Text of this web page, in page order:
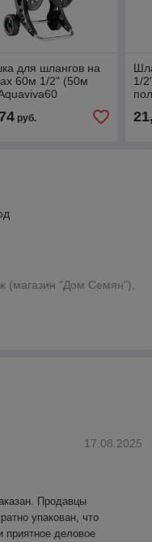
для шлангов на
60м 1/2" (50м
руб.
1/
(магазин "Дом Семян"),
17.08.2025
Продавцы
упакован, что
приятное деловое